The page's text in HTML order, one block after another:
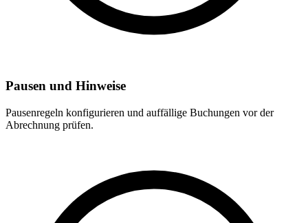
Pausen und Hinweise
Pausenregeln konfigurieren und auffällige Buchungen vor der
Abrechnung prüfen.